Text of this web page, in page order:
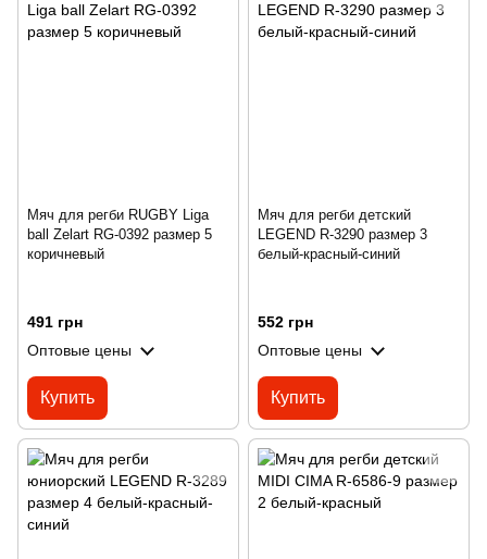
Мяч для регби RUGBY Liga
ball Zelart RG-0392 размер 5
коричневый
491 грн
Оптовые цены
Купить
Мяч для регби детский
LEGEND R-3290 размер 3
белый-красный-синий
552 грн
Оптовые цены
Купить